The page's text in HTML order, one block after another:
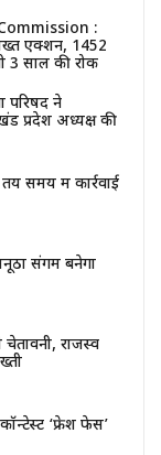
:
एक्शन, 1452
3 साल की रोक
परिषद ने
प्रदेश अध्यक्ष की
समय में कार्रवाई
संगम बनेगा
राजस्व
‘फ्रेश फेस’